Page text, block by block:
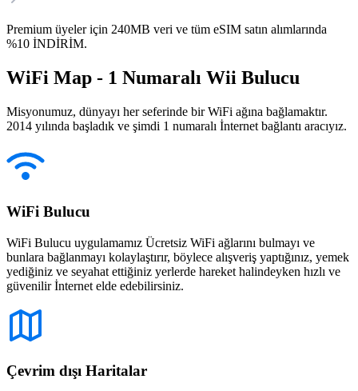
Premium üyeler için 240MB veri ve tüm eSIM satın alımlarında
%10 İNDİRİM.
WiFi Map - 1 Numaralı Wii Bulucu
Misyonumuz, dünyayı her seferinde bir WiFi ağına bağlamaktır.
2014 yılında başladık ve şimdi 1 numaralı İnternet bağlantı aracıyız.
WiFi Bulucu
WiFi Bulucu uygulamamız Ücretsiz WiFi ağlarını bulmayı ve
bunlara bağlanmayı kolaylaştırır, böylece alışveriş yaptığınız, yemek
yediğiniz ve seyahat ettiğiniz yerlerde hareket halindeyken hızlı ve
güvenilir İnternet elde edebilirsiniz.
Çevrim dışı Haritalar